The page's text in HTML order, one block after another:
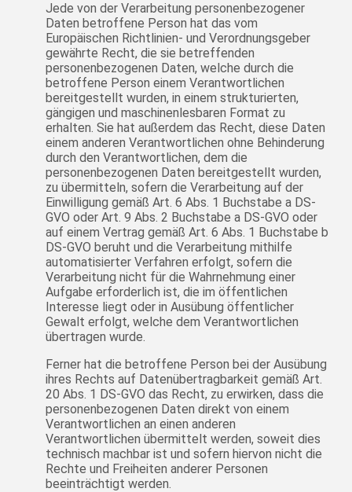
Jede von der Verarbeitung personenbezogener
Daten betroffene Person hat das vom
Europäischen Richtlinien- und Verordnungsgeber
gewährte Recht, die sie betreffenden
personenbezogenen Daten, welche durch die
betroffene Person einem Verantwortlichen
bereitgestellt wurden, in einem strukturierten,
gängigen und maschinenlesbaren Format zu
erhalten. Sie hat außerdem das Recht, diese Daten
einem anderen Verantwortlichen ohne Behinderung
durch den Verantwortlichen, dem die
personenbezogenen Daten bereitgestellt wurden,
zu übermitteln, sofern die Verarbeitung auf der
Einwilligung gemäß Art. 6 Abs. 1 Buchstabe a DS-
GVO oder Art. 9 Abs. 2 Buchstabe a DS-GVO oder
auf einem Vertrag gemäß Art. 6 Abs. 1 Buchstabe b
DS-GVO beruht und die Verarbeitung mithilfe
automatisierter Verfahren erfolgt, sofern die
Verarbeitung nicht für die Wahrnehmung einer
Aufgabe erforderlich ist, die im öffentlichen
Interesse liegt oder in Ausübung öffentlicher
Gewalt erfolgt, welche dem Verantwortlichen
übertragen wurde.
Ferner hat die betroffene Person bei der Ausübung
ihres Rechts auf Datenübertragbarkeit gemäß Art.
20 Abs. 1 DS-GVO das Recht, zu erwirken, dass die
personenbezogenen Daten direkt von einem
Verantwortlichen an einen anderen
Verantwortlichen übermittelt werden, soweit dies
technisch machbar ist und sofern hiervon nicht die
Rechte und Freiheiten anderer Personen
beeinträchtigt werden.